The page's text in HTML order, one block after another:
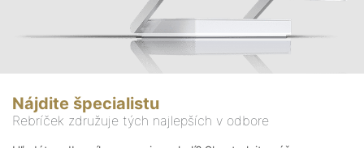
Nájdite špecialistu
Rebríček združuje tých najlepších v odbore